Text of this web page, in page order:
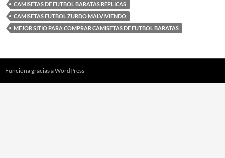
CAMISETAS DE FUTBOL BARATAS REPLICAS
CAMISETAS FUTBOL ZURDO MALVIVIENDO
MEJOR SITIO PARA COMPRAR CAMISETAS DE FUTBOL BARATAS
Funciona gracias a WordPress